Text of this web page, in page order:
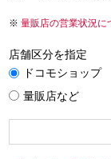
量販店の営業状況に
店舗区分を指定
ドコモショップ
量販店など